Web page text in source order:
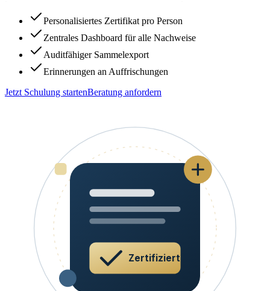
Personalisiertes Zertifikat pro Person
Zentrales Dashboard für alle Nachweise
Auditfähiger Sammelexport
Erinnerungen an Auffrischungen
Jetzt Schulung startenBeratung anfordern
Zertifiziert